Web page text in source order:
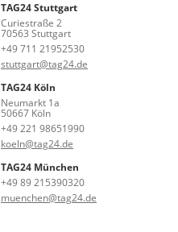
TAG24 Stuttgart
Curiestraße 2
70563 Stuttgart
+49 711 21952530
stuttgart@tag24.de
TAG24 Köln
Neumarkt 1a
50667 Köln
+49 221 98651990
koeln@tag24.de
TAG24 München
+49 89 215390320
muenchen@tag24.de